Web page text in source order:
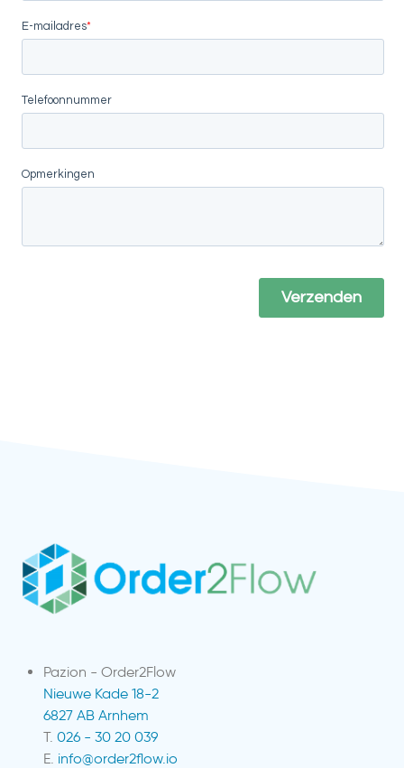
Pazion - Order2Flow
Nieuwe Kade 18-2
6827 AB Arnhem
T. 026 - 30 20 039
E. info@order2flow.io